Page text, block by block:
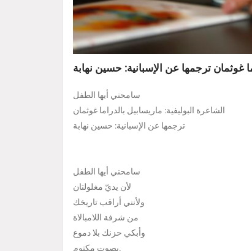
غوثمان ترجمها عن الإسبانية: حسين نهابة
سامحني أيها الطفل
الشاعرة البوليفية: ماريسابيل بالدراما غوثمان
ترجمها عن الإسبانية: حسين نهابة
سامحني أيها الطفل
لأن يديّ مغلولتان
ولأنني أراقب تاريخك
من شرفة اللامبالاة
وأبكي حزنك بلا دموع
بصوت مكتوم.